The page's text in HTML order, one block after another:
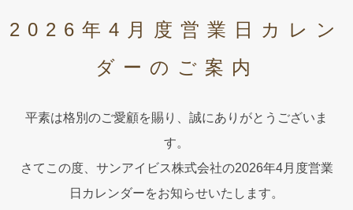
2026年4月度営業日カレン
ダーのご案内
平素は格別のご愛顧を賜り、誠にありがとうございま
す。
さてこの度、サンアイビス株式会社の2026年4月度営業
日カレンダーをお知らせいたします。